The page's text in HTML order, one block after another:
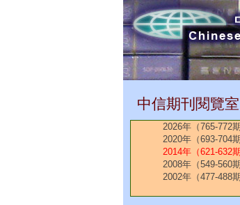
中信期刊閱覽室
2026年（765-772期
2020年（693-704期
2014年（621-632期
2008年（549-560期
2002年（477-488期